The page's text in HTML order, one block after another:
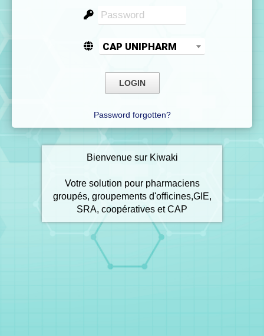
CAP UNIPHARM
Password forgotten?
Bienvenue sur Kiwaki
Votre solution pour pharmaciens
groupés, groupements d'officines,GIE,
SRA, coopératives et CAP